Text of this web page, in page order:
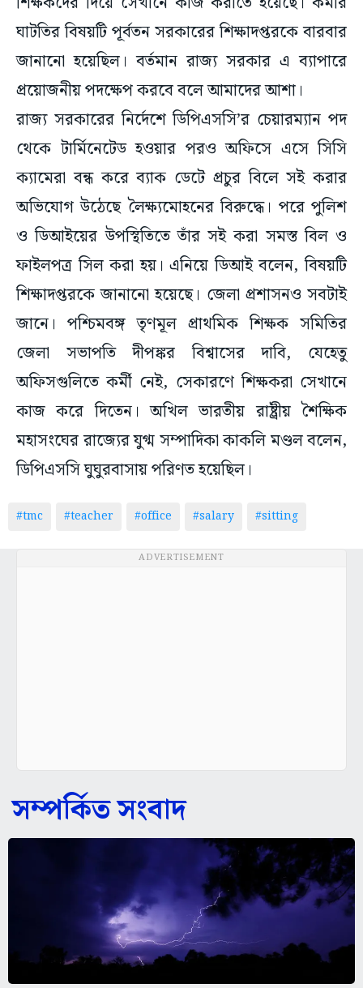
ঘাটতির বিষয়টি পূর্বতন সরকারের শিক্ষাদপ্তরকে বারবার
জানানো হয়েছিল। বর্তমান রাজ্য সরকার এ ব্যাপারে
প্রয়োজনীয় পদক্ষেপ করবে বলে আমাদের আশা।
রাজ্য সরকারের নির্দেশে ডিপিএসসি’র চেয়ারম্যান পদ
থেকে টার্মিনেটেড হওয়ার পরও অফিসে এসে সিসি
ক্যামেরা বন্ধ করে ব্যাক ডেটে প্রচুর বিলে সই করার
অভিযোগ উঠেছে লৈক্ষ্যমোহনের বিরুদ্ধে। পরে পুলিশ
ও ডিআইয়ের উপস্থিতিতে তাঁর সই করা সমস্ত বিল ও
ফাইলপত্র সিল করা হয়। এনিয়ে ডিআই বলেন, বিষয়টি
শিক্ষাদপ্তরকে জানানো হয়েছে। জেলা প্রশাসনও সবটাই
জানে। পশ্চিমবঙ্গ তৃণমূল প্রাথমিক শিক্ষক সমিতির
জেলা সভাপতি দীপঙ্কর বিশ্বাসের দাবি, যেহেতু
অফিসগুলিতে কর্মী নেই, সেকারণে শিক্ষকরা সেখানে
কাজ করে দিতেন। অখিল ভারতীয় রাষ্ট্রীয় শৈক্ষিক
মহাসংঘের রাজ্যের যুগ্ম সম্পাদিকা কাকলি মণ্ডল বলেন,
ডিপিএসসি ঘুঘুরবাসায় পরিণত হয়েছিল।
#tmc #teacher #office #salary #sitting
ADVERTISEMENT
সম্পর্কিত সংবাদ